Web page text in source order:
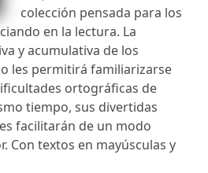
colección pensada para los
en la lectura. La
y acumulativa de los
les permitirá familiarizarse
ortográficas de
tiempo, sus divertidas
facilitarán de un modo
Con textos en mayúsculas y